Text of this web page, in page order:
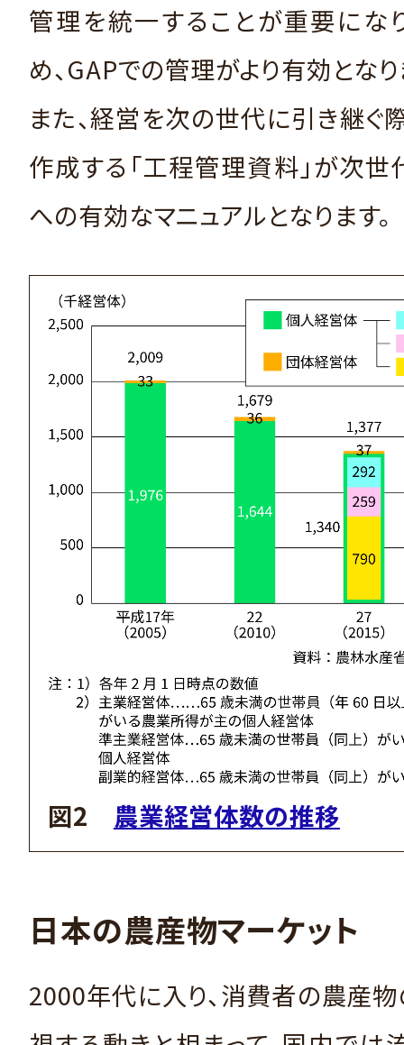
管理を統一することが重要にな
め、GAPでの管理がより有効となり
また、経営を次の世代に引き継ぐ
作成する「工程管理資料」が次
への有効なマニュアルとなります。
図2 農業経営体数の推移
日本の農産物マーケット
2000年代に入り、消費者の農産